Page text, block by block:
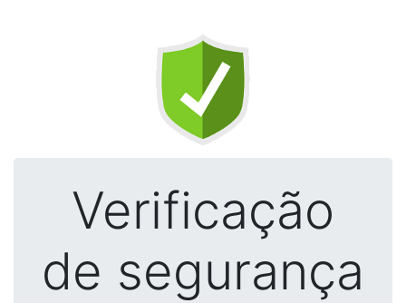
Verificação
de segurança